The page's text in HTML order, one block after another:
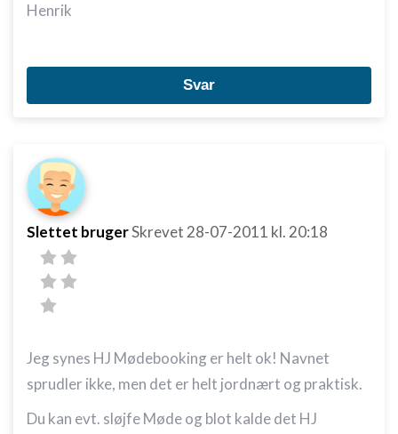
Henrik
Svar
Slettet brugerSkrevet 28-07-2011 kl. 20:18
Jeg synes HJ Mødebooking er helt ok! Navnet
sprudler ikke, men det er helt jordnært og praktisk.
Du kan evt. sløjfe Møde og blot kalde det HJ